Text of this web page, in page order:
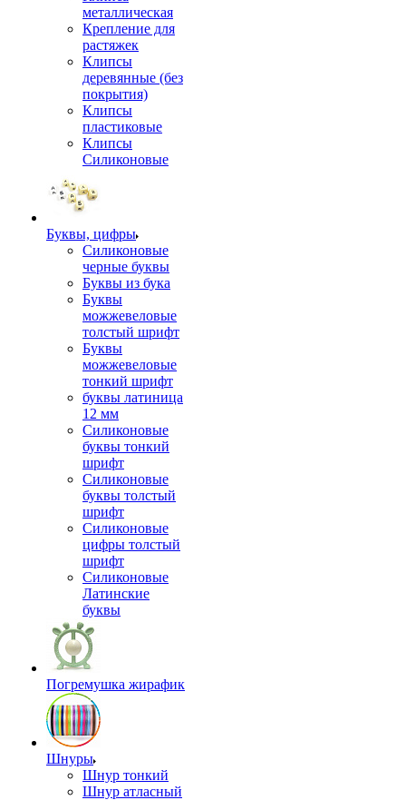
металлическая
Крепление для
растяжек
Клипсы
деревянные (без
покрытия)
Клипсы
пластиковые
Клипсы
Силиконовые
Буквы, цифры
Силиконовые
черные буквы
Буквы из бука
Буквы
можжевеловые
толстый шрифт
Буквы
можжевеловые
тонкий шрифт
буквы латиница
12 мм
Силиконовые
буквы тонкий
шрифт
Силиконовые
буквы толстый
шрифт
Силиконовые
цифры толстый
шрифт
Силиконовые
Латинские
буквы
Погремушка жирафик
Шнуры
Шнур тонкий
Шнур атласный